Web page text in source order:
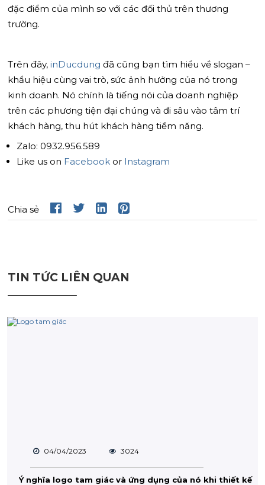
đặc điểm của mình so với các đối thủ trên thương
trường.
Trên đây, inDucdung đã cũng bạn tìm hiểu về slogan –
khẩu hiệu cùng vai trò, sức ảnh hưởng của nó trong
kinh doanh. Nó chính là tiếng nói của doanh nghiệp
trên các phương tiện đại chúng và đi sâu vào tâm trí
khách hàng, thu hút khách hàng tiềm năng.
Zalo: 0932.956.589
Like us on Facebook or Instagram
Chia sẻ
TIN TỨC LIÊN QUAN
04/04/2023 3024
Ý nghĩa logo tam giác và ứng dụng của nó khi thiết kế